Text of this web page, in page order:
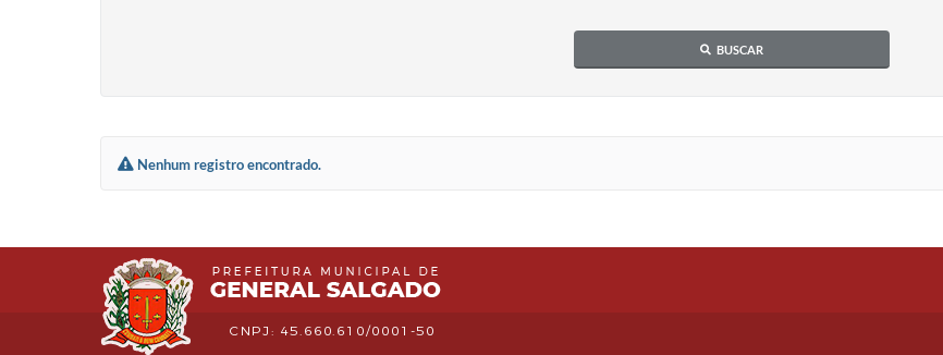
BUSCAR
Nenhum registro encontrado.
CNPJ: 45.660.610/0001-50